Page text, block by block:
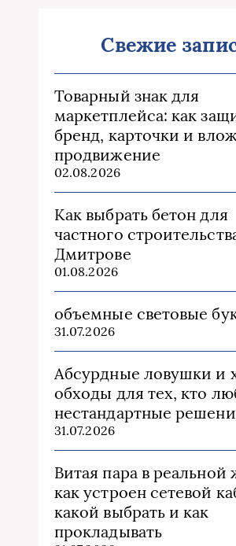
Свежие
Товарный знак для
маркетплейса: как
бренд, карточки и
продвижение
02.08.2026
Как выбрать бетон для
частного
Дмитрове
01.08.2026
объемные световые
31.07.2026
Абсурдные ловушки и
обходы для тех, кто
нестандартные
31.07.2026
Витая пара в реальной
как устроен сетевой
какой выбрать и как
прокладывать